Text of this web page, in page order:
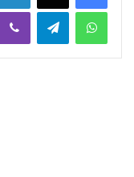
واتساب تيلقرام